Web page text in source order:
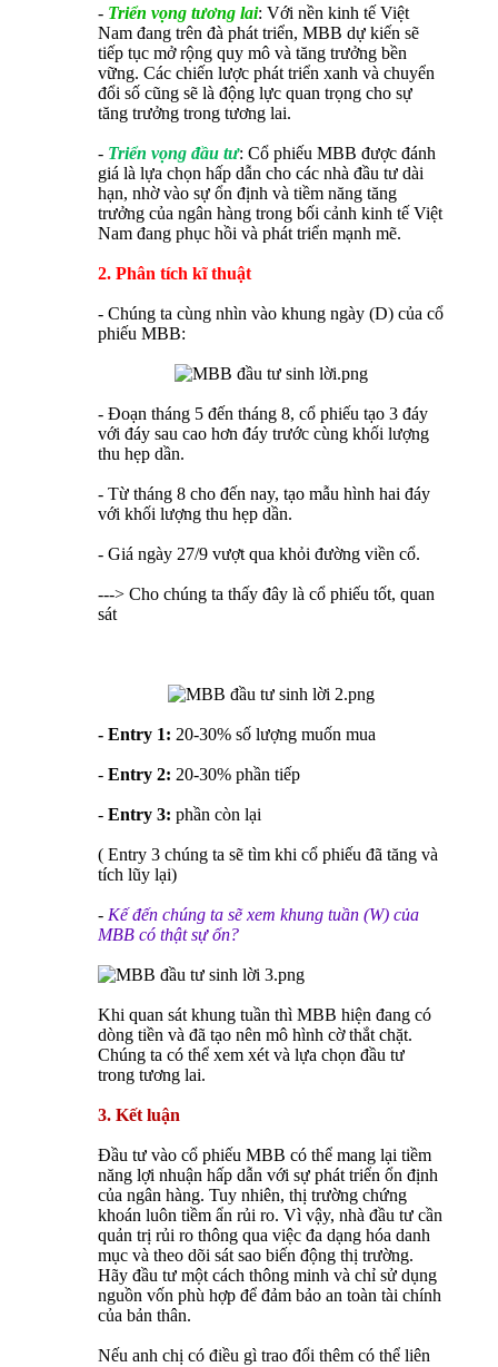
- Triển vọng tương lai: Với nền kinh tế Việt
Nam đang trên đà phát triển, MBB dự kiến sẽ
tiếp tục mở rộng quy mô và tăng trưởng bền
vững. Các chiến lược phát triển xanh và chuyển
đổi số cũng sẽ là động lực quan trọng cho sự
tăng trưởng trong tương lai.
- Triển vọng đầu tư: Cổ phiếu MBB được đánh
giá là lựa chọn hấp dẫn cho các nhà đầu tư dài
hạn, nhờ vào sự ổn định và tiềm năng tăng
trưởng của ngân hàng trong bối cảnh kinh tế Việt
Nam đang phục hồi và phát triển mạnh mẽ.
2. Phân tích kĩ thuật
- Chúng ta cùng nhìn vào khung ngày (D) của cổ
phiếu MBB:
- Đoạn tháng 5 đến tháng 8, cổ phiếu tạo 3 đáy
với đáy sau cao hơn đáy trước cùng khối lượng
thu hẹp dần.
- Từ tháng 8 cho đến nay, tạo mẫu hình hai đáy
với khối lượng thu hẹp dần.
- Giá ngày 27/9 vượt qua khỏi đường viền cổ.
---> Cho chúng ta thấy đây là cổ phiếu tốt, quan
sát
- Entry 1: 20-30% số lượng muốn mua
- Entry 2: 20-30% phần tiếp
- Entry 3: phần còn lại
( Entry 3 chúng ta sẽ tìm khi cổ phiếu đã tăng và
tích lũy lại)
- Kế đến chúng ta sẽ xem khung tuần (W) của
MBB có thật sự ổn?
Khi quan sát khung tuần thì MBB hiện đang có
dòng tiền và đã tạo nên mô hình cờ thắt chặt.
Chúng ta có thể xem xét và lựa chọn đầu tư
trong tương lai.
3. Kết luận
Đầu tư vào cổ phiếu MBB có thể mang lại tiềm
năng lợi nhuận hấp dẫn với sự phát triển ổn định
của ngân hàng. Tuy nhiên, thị trường chứng
khoán luôn tiềm ẩn rủi ro. Vì vậy, nhà đầu tư cần
quản trị rủi ro thông qua việc đa dạng hóa danh
mục và theo dõi sát sao biến động thị trường.
Hãy đầu tư một cách thông minh và chỉ sử dụng
nguồn vốn phù hợp để đảm bảo an toàn tài chính
của bản thân.
Nếu anh chị có điều gì trao đổi thêm có thể liên